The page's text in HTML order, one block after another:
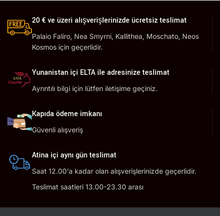
20 € ve üzeri alışverişlerinizde ücretsiz teslimat
Palaio Faliro, Nea Smyrni, Kallithea, Moschato, Neos
Kosmos için geçerlidir.
Yunanistan içi ELTA ile adresinize teslimat
Ayrıntılı bilgi için lütfen iletişime geçiniz.
Kapıda ödeme imkanı
Güvenli alışveriş
Atina içi aynı gün teslimat
Saat 12.00'a kadar olan alışverişlerinizde geçerlidir.
Teslimat saatleri 13.00-23.30 arası